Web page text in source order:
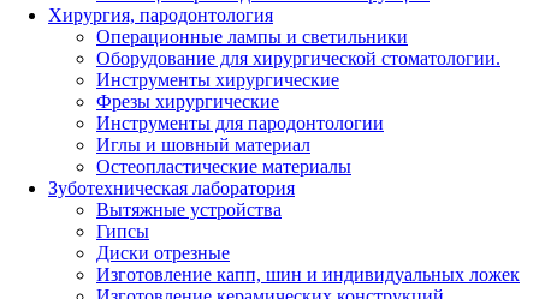
Хирургия, пародонтология
Операционные лампы и светильники
Оборудование для хирургической стоматологии.
Инструменты хирургические
Фрезы хирургические
Инструменты для пародонтологии
Иглы и шовный материал
Остеопластические материалы
Зуботехническая лаборатория
Вытяжные устройства
Гипсы
Диски отрезные
Изготовление капп, шин и индивидуальных ложек